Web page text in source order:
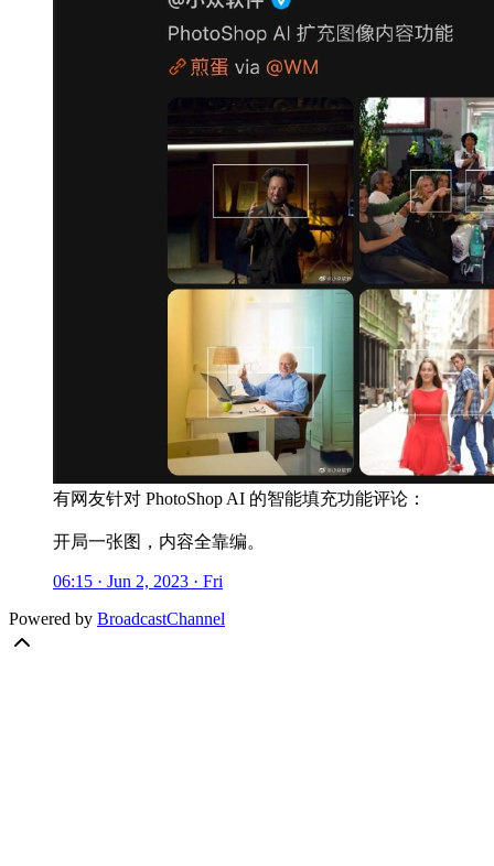
有网友针对 PhotoShop AI 的智能填充功能评论：
开局一张图，内容全靠编。
06:15 · Jun 2, 2023 · Fri
Powered by BroadcastChannel